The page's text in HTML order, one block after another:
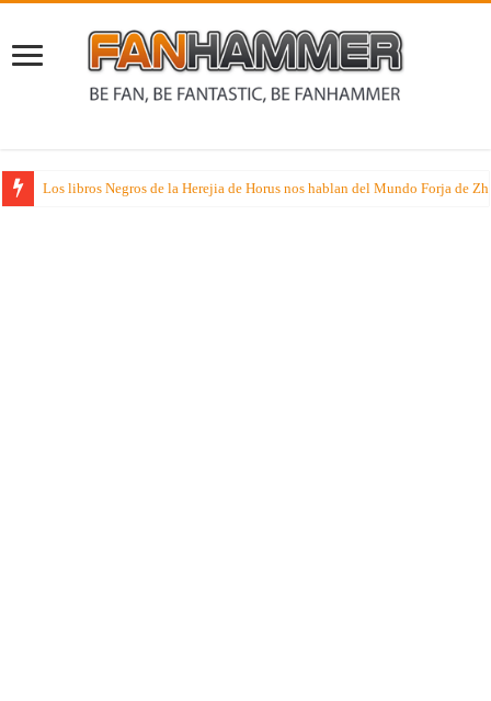
Rumores sobre dos juegos de especialista muy esperados que suenan